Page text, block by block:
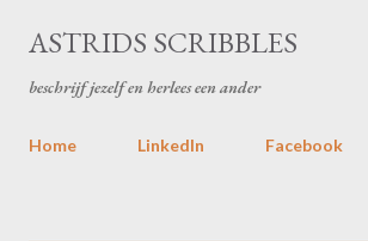
Doorgaan naar hoofdcontent
ASTRIDS SCRIBBLES
beschrijf jezelf en herlees een ander
Home LinkedIn Facebook